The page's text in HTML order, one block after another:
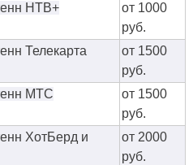
НТВ+
от 1000
руб.
Телекарта
от 1500
руб.
МТС
от 1500
руб.
ХотБерд и
от 2000
руб.